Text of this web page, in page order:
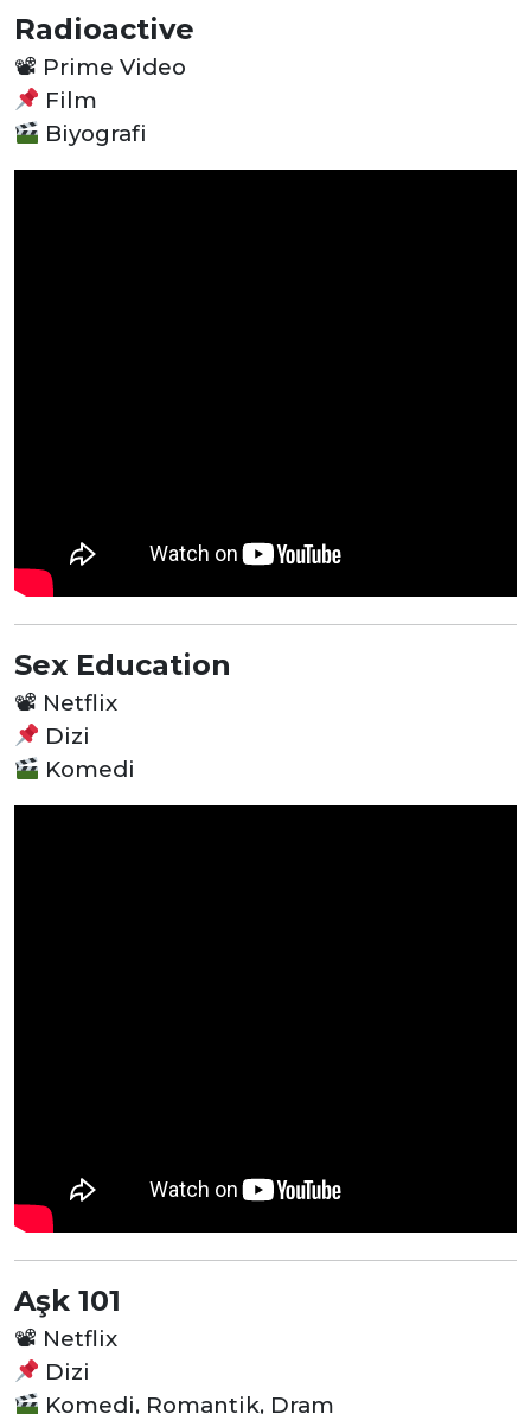
Radioactive
📽 Prime Video
Film
Biyografi
Sex Education
📽 Netflix
Dizi
Komedi
Aşk 101
📽 Netflix
Dizi
Komedi, Romantik, Dram